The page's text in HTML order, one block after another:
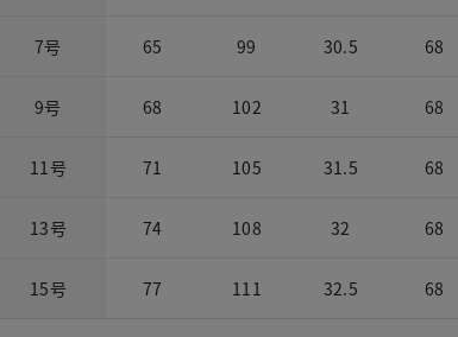
7号 65 99 30.5 68
9号 68 102 31 68
11号 71 105 31.5 68
13号 74 108 32 68
15号 77 111 32.5 68